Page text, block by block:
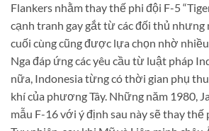
Flankers nhằm thay thế phi đội F-5
cạnh tranh gay gắt từ các đối thủ nhưng
cuối cùng cũng được lựa chọn nhờ
Nga đáp ứng các yêu cầu từ luật pháp
nữa, Indonesia từng có thời gian phụ
khí của phương Tây. Những năm 1980,
mẫu F-16 với ý định sau này sẽ thay thế